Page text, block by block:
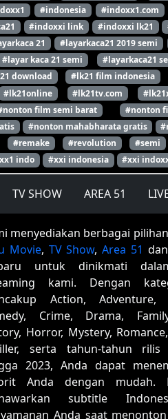
#indonesia #indoxx1.com
#indoxxi link #indoxxi lk21
21 #layarkaca21 2019 semi
#layar kaca 21 semi #layarkaca21
download #lk21 film indonesia
#lk21online #lk21tv.com
film semi barat #nonton
#nonton mahabharata gratis
#remake #revolution #semi
indo #xxi indonesia #xxi
TV SHOW AREA 51
menyediakan berbagai
Movie, TV Show, Area 51
untuk dinikmati
kami. Dengan
Action, Adventure,
Crime, Drama,
Horror, Mystery,
serta tahun-tahun
2023, Anda dapat
Anda dengan mudah.
subtitle
Anda saat